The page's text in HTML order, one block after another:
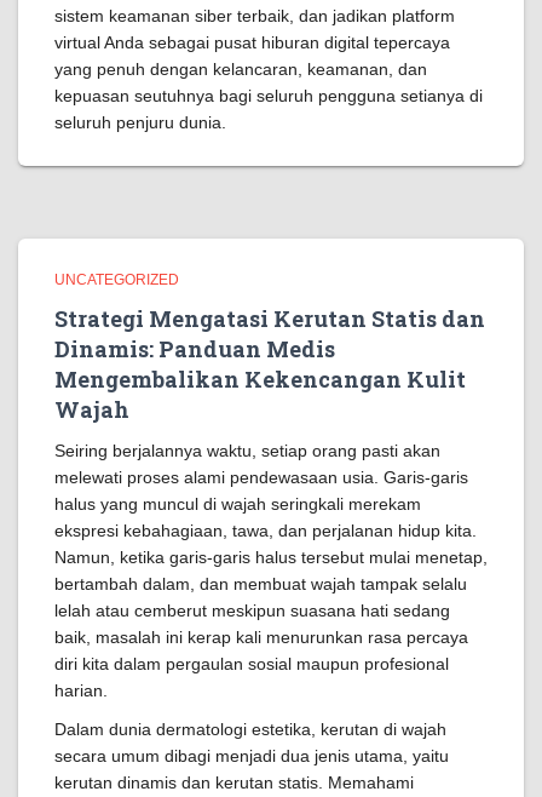
sistem keamanan siber terbaik, dan jadikan platform
virtual Anda sebagai pusat hiburan digital tepercaya
yang penuh dengan kelancaran, keamanan, dan
kepuasan seutuhnya bagi seluruh pengguna setianya di
seluruh penjuru dunia.
UNCATEGORIZED
Strategi Mengatasi Kerutan Statis dan
Dinamis: Panduan Medis
Mengembalikan Kekencangan Kulit
Wajah
Seiring berjalannya waktu, setiap orang pasti akan
melewati proses alami pendewasaan usia. Garis-garis
halus yang muncul di wajah seringkali merekam
ekspresi kebahagiaan, tawa, dan perjalanan hidup kita.
Namun, ketika garis-garis halus tersebut mulai menetap,
bertambah dalam, dan membuat wajah tampak selalu
lelah atau cemberut meskipun suasana hati sedang
baik, masalah ini kerap kali menurunkan rasa percaya
diri kita dalam pergaulan sosial maupun profesional
harian.
Dalam dunia dermatologi estetika, kerutan di wajah
secara umum dibagi menjadi dua jenis utama, yaitu
kerutan dinamis dan kerutan statis. Memahami